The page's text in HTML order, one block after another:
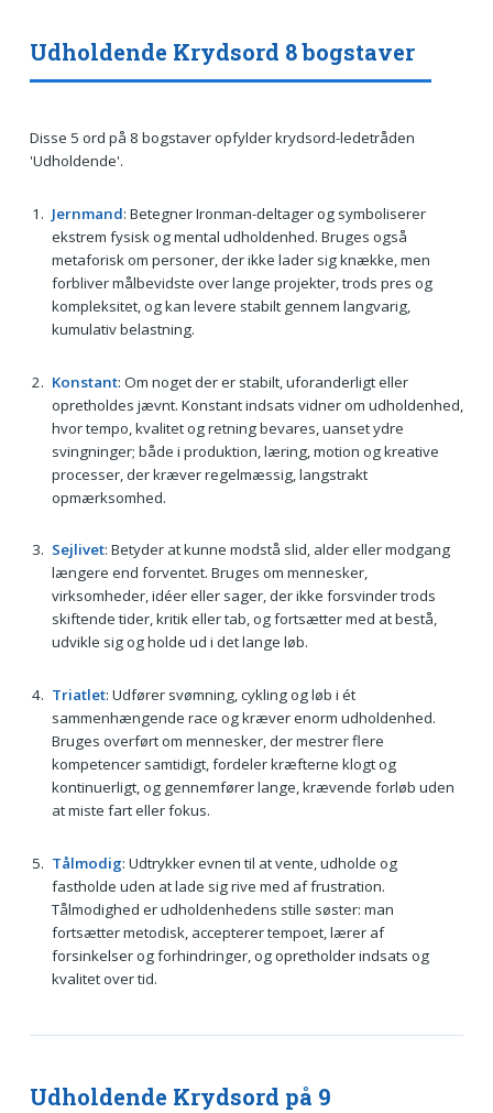
Udholdende Krydsord 8 bogstaver
Disse 5 ord på 8 bogstaver opfylder krydsord-ledetråden
'Udholdende'.
Jernmand: Betegner Ironman-deltager og symboliserer
ekstrem fysisk og mental udholdenhed. Bruges også
metaforisk om personer, der ikke lader sig knække, men
forbliver målbevidste over lange projekter, trods pres og
kompleksitet, og kan levere stabilt gennem langvarig,
kumulativ belastning.
Konstant: Om noget der er stabilt, uforanderligt eller
opretholdes jævnt. Konstant indsats vidner om udholdenhed,
hvor tempo, kvalitet og retning bevares, uanset ydre
svingninger; både i produktion, læring, motion og kreative
processer, der kræver regelmæssig, langstrakt
opmærksomhed.
Sejlivet: Betyder at kunne modstå slid, alder eller modgang
længere end forventet. Bruges om mennesker,
virksomheder, idéer eller sager, der ikke forsvinder trods
skiftende tider, kritik eller tab, og fortsætter med at bestå,
udvikle sig og holde ud i det lange løb.
Triatlet: Udfører svømning, cykling og løb i ét
sammenhængende race og kræver enorm udholdenhed.
Bruges overført om mennesker, der mestrer flere
kompetencer samtidigt, fordeler kræfterne klogt og
kontinuerligt, og gennemfører lange, krævende forløb uden
at miste fart eller fokus.
Tålmodig: Udtrykker evnen til at vente, udholde og
fastholde uden at lade sig rive med af frustration.
Tålmodighed er udholdenhedens stille søster: man
fortsætter metodisk, accepterer tempoet, lærer af
forsinkelser og forhindringer, og opretholder indsats og
kvalitet over tid.
Udholdende Krydsord på 9